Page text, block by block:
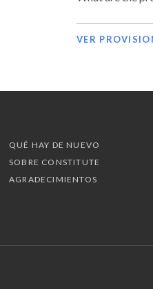
VER
QUÉ HAY DE NUEVO
SOBRE CONSTITUTE
AGRADECIMIENTOS